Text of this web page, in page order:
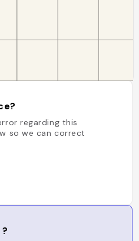
regarding this
so we can correct